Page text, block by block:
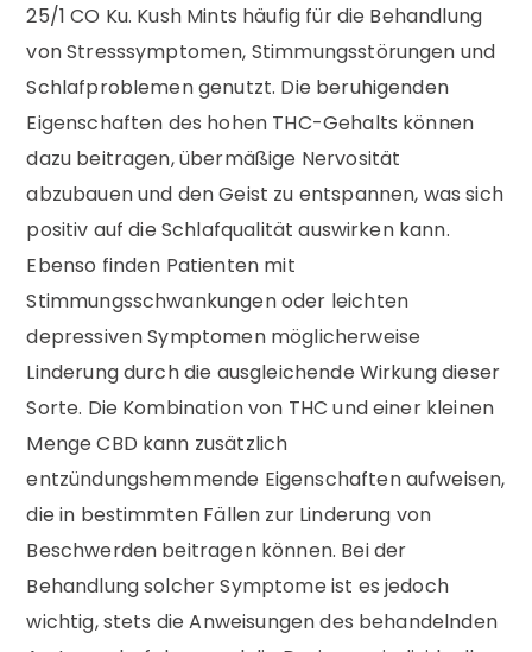
25/1 CO Ku. Kush Mints häufig für die Behandlung
von Stresssymptomen, Stimmungsstörungen und
Schlafproblemen genutzt. Die beruhigenden
Eigenschaften des hohen THC-Gehalts können
dazu beitragen, übermäßige Nervosität
abzubauen und den Geist zu entspannen, was sich
positiv auf die Schlafqualität auswirken kann.
Ebenso finden Patienten mit
Stimmungsschwankungen oder leichten
depressiven Symptomen möglicherweise
Linderung durch die ausgleichende Wirkung dieser
Sorte. Die Kombination von THC und einer kleinen
Menge CBD kann zusätzlich
entzündungshemmende Eigenschaften aufweisen,
die in bestimmten Fällen zur Linderung von
Beschwerden beitragen können. Bei der
Behandlung solcher Symptome ist es jedoch
wichtig, stets die Anweisungen des behandelnden